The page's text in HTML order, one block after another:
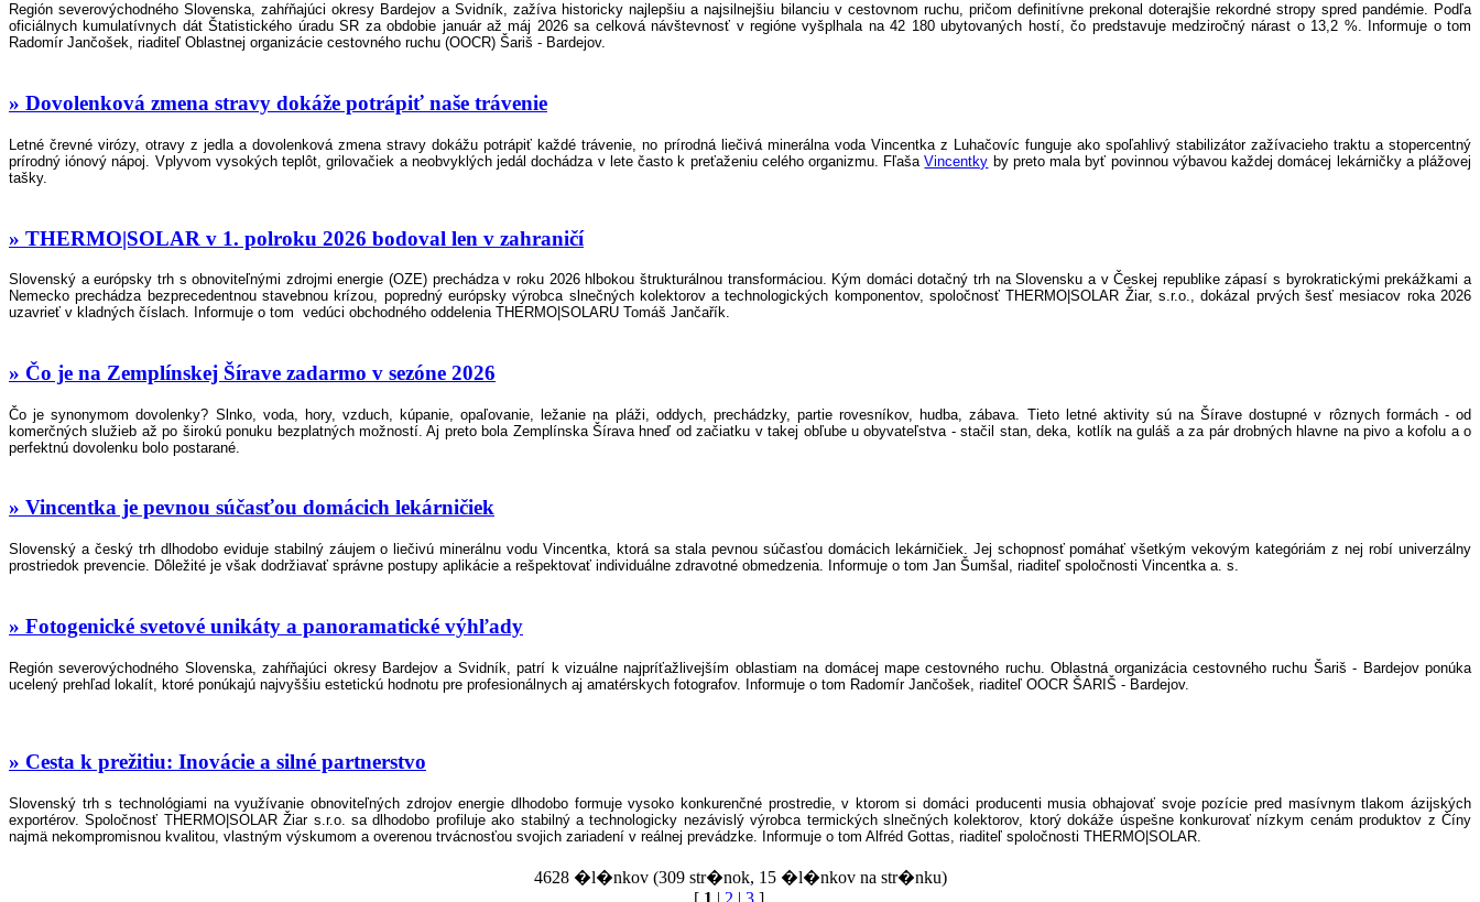
Región severovýchodného Slovenska, zahŕňajúci okresy Bardejov a Svidník, zažíva historicky najlepšiu a najsilnejšiu bilanciu v cestovnom ruchu, pričom definitívne prekonal doterajšie rekordné stropy spred pandémie. Podľa
oficiálnych kumulatívnych dát Štatistického úradu SR za obdobie január až máj 2026 sa celková návštevnosť v regióne vyšplhala na 42 180 ubytovaných hostí, čo predstavuje medziročný nárast o 13,2 %. Informuje o tom
Radomír Jančošek, riaditeľ Oblastnej organizácie cestovného ruchu (OOCR) Šariš - Bardejov.
» Dovolenková zmena stravy dokáže potrápiť naše trávenie
Letné črevné virózy, otravy z jedla a dovolenková zmena stravy dokážu potrápiť každé trávenie, no prírodná liečivá minerálna voda Vincentka z Luhačovíc funguje ako spoľahlivý stabilizátor zažívacieho traktu a stopercentný
prírodný iónový nápoj. Vplyvom vysokých teplôt, grilovačiek a neobvyklých jedál dochádza v lete často k preťaženiu celého organizmu. FľašaVincentky by preto mala byť povinnou výbavou každej domácej lekárničky a plážovej
tašky.
» THERMO|SOLAR v 1. polroku 2026 bodoval len v zahraničí
Slovenský a európsky trh s obnoviteľnými zdrojmi energie (OZE) prechádza v roku 2026 hlbokou štrukturálnou transformáciou. Kým domáci dotačný trh na Slovensku a v Českej republike zápasí s byrokratickými prekážkami a
Nemecko prechádza bezprecedentnou stavebnou krízou, popredný európsky výrobca slnečných kolektorov a technologických komponentov, spoločnosť THERMO|SOLAR Žiar, s.r.o., dokázal prvých šesť mesiacov roka 2026
uzavrieť v kladných číslach. Informuje o tom vedúci obchodného oddelenia THERMO|SOLARU Tomáš Jančařík.
» Čo je na Zemplínskej Šírave zadarmo v sezóne 2026
Čo je synonymom dovolenky? Slnko, voda, hory, vzduch, kúpanie, opaľovanie, ležanie na pláži, oddych, prechádzky, partie rovesníkov, hudba, zábava. Tieto letné aktivity sú na Šírave dostupné v rôznych formách - od
komerčných služieb až po širokú ponuku bezplatných možností. Aj preto bola Zemplínska Šírava hneď od začiatku v takej obľube u obyvateľstva - stačil stan, deka, kotlík na guláš a za pár drobných hlavne na pivo a kofolu a o
perfektnú dovolenku bolo postarané.
» Vincentka je pevnou súčasťou domácich lekárničiek
Slovenský a český trh dlhodobo eviduje stabilný záujem o liečivú minerálnu vodu Vincentka, ktorá sa stala pevnou súčasťou domácich lekárničiek. Jej schopnosť pomáhať všetkým vekovým kategóriám z nej robí univerzálny
prostriedok prevencie. Dôležité je však dodržiavať správne postupy aplikácie a rešpektovať individuálne zdravotné obmedzenia. Informuje o tom Jan Šumšal, riaditeľ spoločnosti Vincentka a. s.
» Fotogenické svetové unikáty a panoramatické výhľady
Región severovýchodného Slovenska, zahŕňajúci okresy Bardejov a Svidník, patrí k vizuálne najpríťažlivejším oblastiam na domácej mape cestovného ruchu. Oblastná organizácia cestovného ruchu Šariš - Bardejov ponúka
ucelený prehľad lokalít, ktoré ponúkajú najvyššiu estetickú hodnotu pre profesionálnych aj amatérskych fotografov. Informuje o tom Radomír Jančošek, riaditeľ OOCR ŠARIŠ - Bardejov.
» Cesta k prežitiu: Inovácie a silné partnerstvo
Slovenský trh s technológiami na využívanie obnoviteľných zdrojov energie dlhodobo formuje vysoko konkurenčné prostredie, v ktorom si domáci producenti musia obhajovať svoje pozície pred masívnym tlakom ázijských
exportérov. Spoločnosť THERMO|SOLAR Žiar s.r.o. sa dlhodobo profiluje ako stabilný a technologicky nezávislý výrobca termických slnečných kolektorov, ktorý dokáže úspešne konkurovať nízkym cenám produktov z Číny
najmä nekompromisnou kvalitou, vlastným výskumom a overenou trvácnosťou svojich zariadení v reálnej prevádzke. Informuje o tom Alfréd Gottas, riaditeľ spoločnosti THERMO|SOLAR.
4628 �l�nkov (309 str�nok, 15 �l�nkov na str�nku)
[ 1 | 2 | 3 ]